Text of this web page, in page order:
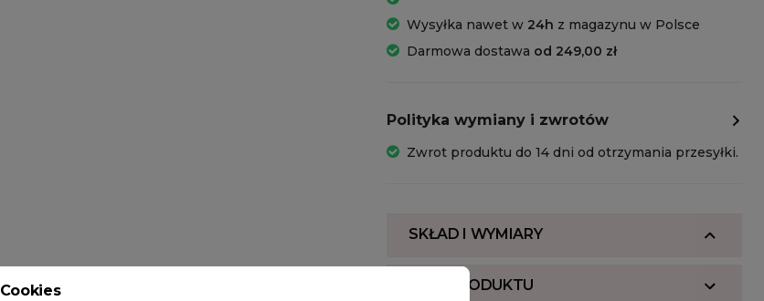
Wysyłka nawet w 24h z magazynu w Polsce
Darmowa dostawa od 249,00 zł
Polityka wymiany i zwrotów
Zwrot produktu do 14 dni od otrzymania przesyłki.
SKŁAD I WYMIARY
OPIS PRODUKTU
Cookies